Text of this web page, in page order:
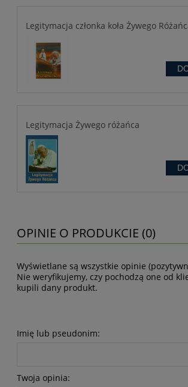
Legitymacja członka koła Żywego
Legitymacja Żywego różańca
OPINIE O PRODUKCIE (0)
Wyświetlane są wszystkie opinie
Nie weryfikujemy, czy pochodzą one od
kupili dany produkt.
Imię lub pseudonim:
Twoja opinia: